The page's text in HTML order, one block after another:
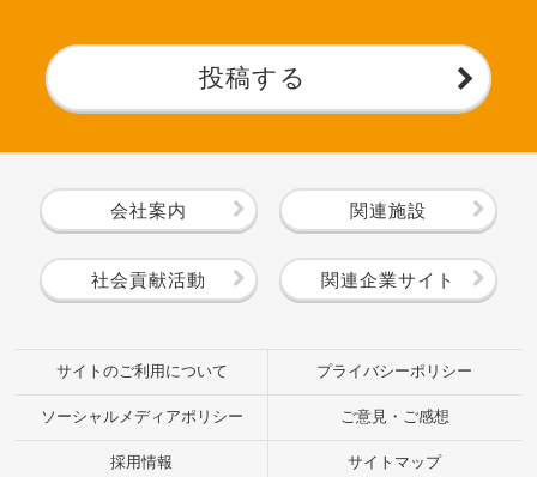
投稿する
会社案内 関連施設
社会貢献活動 関連企業サイト
サイトのご利用について プライバシーポリシー
ソーシャルメディアポリシー ご意見・ご感想
採用情報 サイトマップ